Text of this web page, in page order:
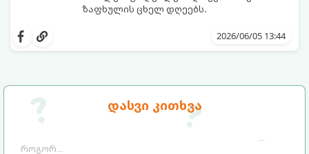
დასვი კითხვა
ზაფხულის ცხელ დღეებს.
სცდება, ხოლო ჰაერის ტენიანობა პიკს
თმის დახვევაზე, ფენთან ბრძოლაში
მიწებებულ წინამოს ეჩხუბოთ.
ზაფხულში მაქსიმალურ კომფორტსა და
გრილ განწყობას შეგინარჩუნებთ:
2026/06/05 13:44